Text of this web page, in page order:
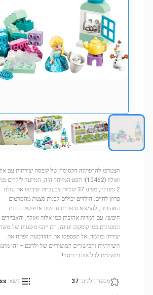
הצטרפו להרפתקה הקסומה של קופסה יצירתית עם
ואולף (10462)! הסט המיוחד הזה, המיועד לילדים
2 ומעלה, מציע 37 קוביות צבעוניות שיביאו את עולם
פרוזן לחיים. הילדים יכולים לבנות סצנות מהסרטים
האהובים, להמציא סיפורים חדשים או פשוט לבנות
חופשי. עם דמויות אהובות כמו אלזה ואולף, והאביזרים
המגניבים כמו קומקום ועוגה, הם ייהנו משעות של
יצירתי ומלמד. אל תפספסו את ההזדמנות לפתח את
היצירתיות והכישורים המוטוריים של ילדכם – זהו
מושלמת לכל אוהבי דיסני!
מספר חלקים:
37 נושא: